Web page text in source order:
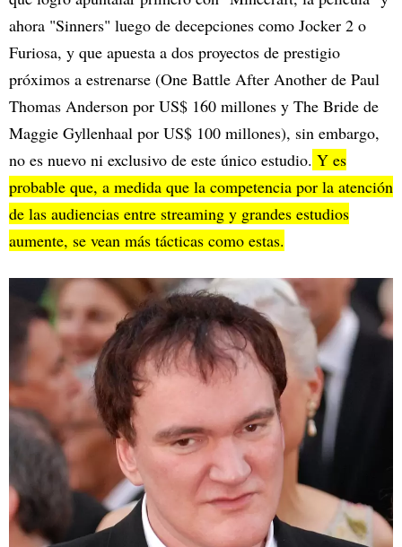
ahora "Sinners" luego de decepciones como Jocker 2 o
Furiosa, y que apuesta a dos proyectos de prestigio
próximos a estrenarse (One Battle After Another de Paul
Thomas Anderson por US$ 160 millones y The Bride de
Maggie Gyllenhaal por US$ 100 millones), sin embargo,
no es nuevo ni exclusivo de este único estudio. Y es
probable que, a medida que la competencia por la atención
de las audiencias entre streaming y grandes estudios
aumente, se vean más tácticas como estas.